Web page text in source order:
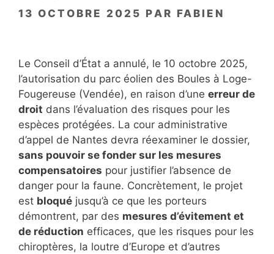
13 OCTOBRE 2025 PAR FABIEN
Le Conseil d’État a annulé, le 10 octobre 2025,
l’autorisation du parc éolien des Boules à Loge-
Fougereuse (Vendée), en raison d’une erreur de
droit dans l’évaluation des risques pour les
espèces protégées. La cour administrative
d’appel de Nantes devra réexaminer le dossier,
sans pouvoir se fonder sur les mesures
compensatoires pour justifier l’absence de
danger pour la faune. Concrètement, le projet
est bloqué jusqu’à ce que les porteurs
démontrent, par des mesures d’évitement et
de réduction efficaces, que les risques pour les
chiroptères, la loutre d’Europe et d’autres